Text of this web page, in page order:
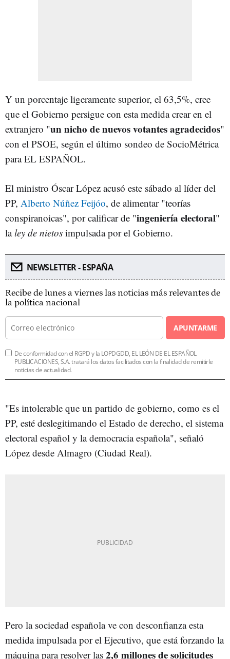
Y un porcentaje ligeramente superior, el 63,5%, cree
que el Gobierno persigue con esta medida crear en el
extranjero "un nicho de nuevos votantes agradecidos"
con el PSOE, según el último sondeo de SocioMétrica
para EL ESPAÑOL.
El ministro Óscar López acusó este sábado al líder del
PP, Alberto Núñez Feijóo, de alimentar "teorías
conspiranoicas", por calificar de "ingeniería electoral"
laley de nietos impulsada por el Gobierno.
NEWSLETTER - ESPAÑA
Recibe de lunes a viernes las noticias más relevantes de
la política nacional
APUNTARME
De conformidad con el RGPD y la LOPDGDD, EL LEÓN DE EL ESPAÑOL
PUBLICACIONES, S.A. tratará los datos facilitados con la finalidad de remitirle
noticias de actualidad.
"Es intolerable que un partido de gobierno, como es el
PP, esté deslegitimando el Estado de derecho, el sistema
electoral español y la democracia española", señaló
López desde Almagro (Ciudad Real).
Pero la sociedad española ve con desconfianza esta
medida impulsada por el Ejecutivo, que está forzando la
máquina para resolver las 2,6 millones de solicitudes